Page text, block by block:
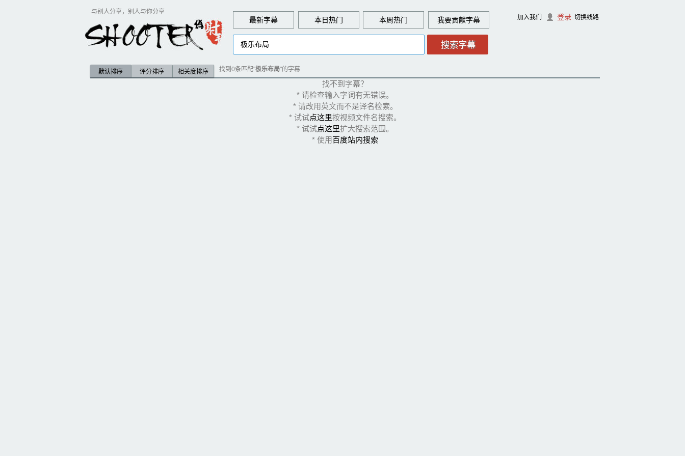
与别人分享，别人与你分享
最新字幕 本日热门 本周热门 贡献字幕 加入我们 登录 切换线路
默认排序 评分排序 相关度排序 找到0条匹配"极乐布局"的字幕
找不到字幕？
* 请检查输入字词有无错误。
* 请改用英文而不是译名检索。
* 试试点这里按视频文件名搜索。
* 试试点这里扩大搜索范围。
* 使用 百度站内搜索